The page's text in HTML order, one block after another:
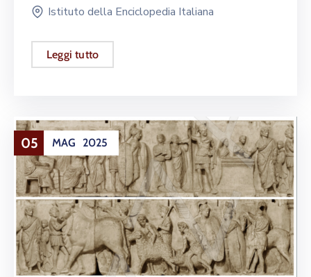
Istituto della Enciclopedia Italiana
Leggi tutto
05 MAG 2025